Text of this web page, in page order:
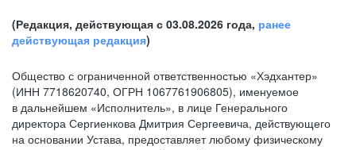
(Редакция, действующая с 03.08.2026 года, ранее
действующая редакция)
Общество с ограниченной ответственностью «Хэдхантер»
(ИНН 7718620740, ОГРН 1067761906805), именуемое
в дальнейшем «Исполнитель», в лице Генерального
директора Сергиенкова Дмитрия Сергеевича, действующего
на основании Устава, предоставляет любому физическому